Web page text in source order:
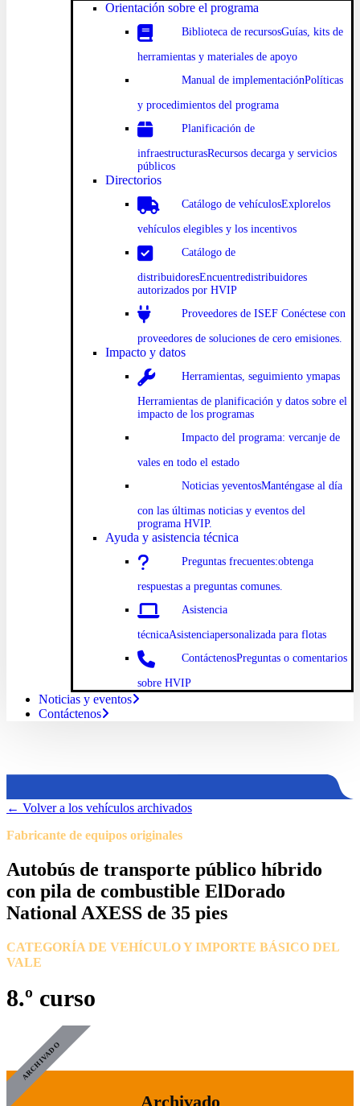
Orientación sobre el programa
Biblioteca de recursosGuías, kits de
herramientas y materiales de apoyo
Manual de implementaciónPolíticas
y procedimientos del programa
Planificación de
infraestructurasRecursos decarga y servicios
públicos
Directorios
Catálogo de vehículosExplorelos
vehículos elegibles y los incentivos
Catálogo de
distribuidoresEncuentredistribuidores
autorizados por HVIP
Proveedores de ISEF Conéctese con
proveedores de soluciones de cero emisiones.
Impacto y datos
Herramientas, seguimiento ymapas
Herramientas de planificación y datos sobre el
impacto de los programas
Impacto del programa: vercanje de
vales en todo el estado
Noticias yeventosManténgase al día
con las últimas noticias y eventos del
programa HVIP.
Ayuda y asistencia técnica
Preguntas frecuentes:obtenga
respuestas a preguntas comunes.
Asistencia
técnicaAsistenciapersonalizada para flotas
ContáctenosPreguntas o comentarios
sobre HVIP
Noticias y eventos
Contáctenos
← Volver a los vehículos archivados
Fabricante de equipos originales
Autobús de transporte público híbrido
con pila de combustible ElDorado
National AXESS de 35 pies
CATEGORÍA DE VEHÍCULO Y IMPORTE BÁSICO DEL
VALE
8.º curso
ARCHIVADO
Archivado